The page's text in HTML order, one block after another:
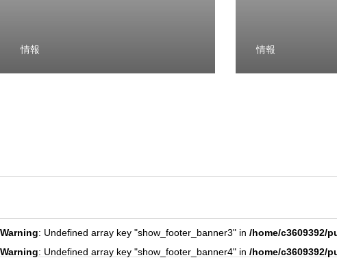
情報 情報
Warning: Undefined array key "show_footer_banner3" in /home/c3609392/
Warning: Undefined array key "show_footer_banner4" in /home/c3609392/